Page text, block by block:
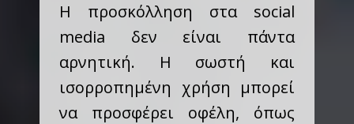
Η προσκόλληση στα social
media δεν είναι πάντα
αρνητική. Η σωστή και
ισορροπημένη χρήση μπορεί
να προσφέρει οφέλη, όπως